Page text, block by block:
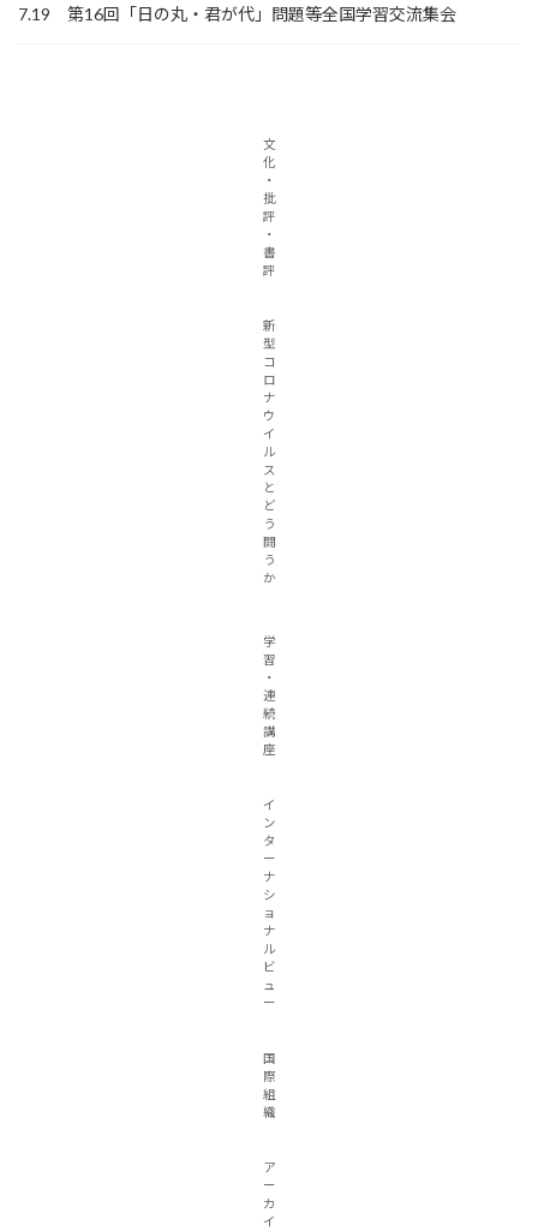
7.19 第16回「日の丸・君が代」問題等全国学習交流集会
文
化
・
批
評
・
書
評
新
型
コ
ロ
ナ
ウ
イ
ル
ス
と
ど
う
闘
う
か
学
習
・
連
続
講
座
イ
ン
タ
ー
ナ
シ
ョ
ナ
ル
ビ
ュ
ー
国
際
組
織
ア
ー
カ
イ